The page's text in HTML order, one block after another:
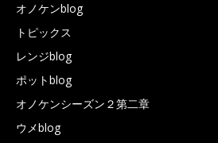
オノケンblog
トピックス
レンジblog
ポットblog
オノケンシーズン２第二章
ウメblog